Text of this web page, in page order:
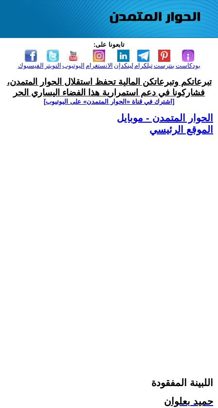
تابعونا على:
الفيسبوك التويتر اليوتيوب الانستغرام لينكدإن تيلكرامبنترست بودكاست
تبرعاتكم وتبرعاتكن المالية تحفظ استقلال الحوار المتمدن،
فشاركونا في دعم استمرارية هذا الفضاء اليساري الحر
[اشترك في قناة ‫«الحوار المتمدن» على اليوتيوب]
الحوار المتمدن - موبايل
الموقع الرئيسي
اللبينة المفقودة
حميد بعلوان